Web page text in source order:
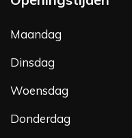
o
k
g
Maandag
Dinsdag
Woensdag
Donderdag